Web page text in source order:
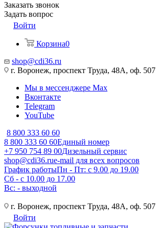
Заказать звонок
Задать вопрос
Войти
Корзина0
shop@cdi36.ru
г. Воронеж, проспект Труда, 48А, оф. 507
Мы в мессенджере Max
Вконтакте
Telegram
YouTube
8 800 333 60 60
8 800 333 60 60Единый номер
+7 950 754 89 00Дизельный сервис
shop@cdi36.rue-mail для всех вопросов
График работыПн - Пт: с 9.00 до 19.00
Сб - с 10.00 до 17.00
Вс: - выходной
г. Воронеж, проспект Труда, 48А, оф. 507
Войти